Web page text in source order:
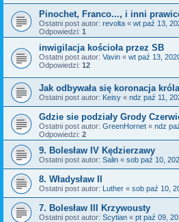
Pinochet, Franco..., i inni
Ostatni post autor: revolta « wt paź 13,
Odpowiedzi: 1
inwigilacja kościoła przez SB
Ostatni post autor: Vavin « wt paź 13,
Odpowiedzi: 12
Jak odbywała się koronacja
Ostatni post autor: Keisy « ndz paź 11,
Gdzie sie podziały Grody
Ostatni post autor: GreenHornet « ndz
Odpowiedzi: 2
9. Bolesław IV Kędzierzawy
Ostatni post autor: Salin « sob paź 10,
8. Władysław II
Ostatni post autor: Luther « sob paź 10,
7. Bolesław III Krzywousty
Ostatni post autor: Scytian « pt paź 09,